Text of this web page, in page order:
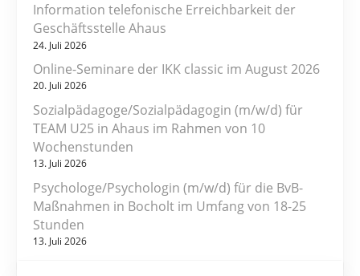
Information telefonische Erreichbarkeit der
Geschäftsstelle Ahaus
24. Juli 2026
Online-Seminare der IKK classic im August 2026
20. Juli 2026
Sozialpädagoge/Sozialpädagogin (m/w/d) für
TEAM U25 in Ahaus im Rahmen von 10
Wochenstunden
13. Juli 2026
Psychologe/Psychologin (m/w/d) für die BvB-
Maßnahmen in Bocholt im Umfang von 18-25
Stunden
13. Juli 2026